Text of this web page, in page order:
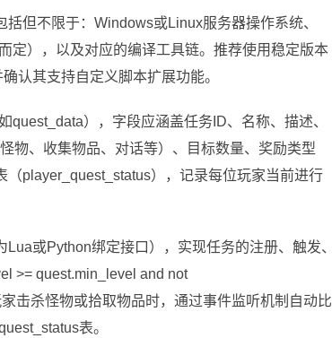
但不限于：Windows或Linux服务器操作系统、
定），以及对应的编译工具链。推荐使用稳定版本
认其支持自定义脚本扩展功能。
），字段应涵盖任务ID、名称、描述、
物、收集物品、对话等）、目标数量、奖励类型
（player_quest_status），记录每位玩家当前进行
或Python绑定接口），实现任务的注册、触发、
>= quest.min_level and not
击杀怪物或拾取物品时，通过事件监听机制自动比
表。